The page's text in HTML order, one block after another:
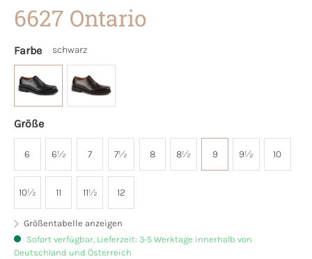
6627 Ontario
Farbe schwarz
Größe
6 6½ 7 7½ 8 8½ 9 9½ 10
10½ 11 11½ 12
Größentabelle anzeigen
Sofort verfügbar, Lieferzeit: 3-5 Werktage innerhalb von
Deutschland und Österreich